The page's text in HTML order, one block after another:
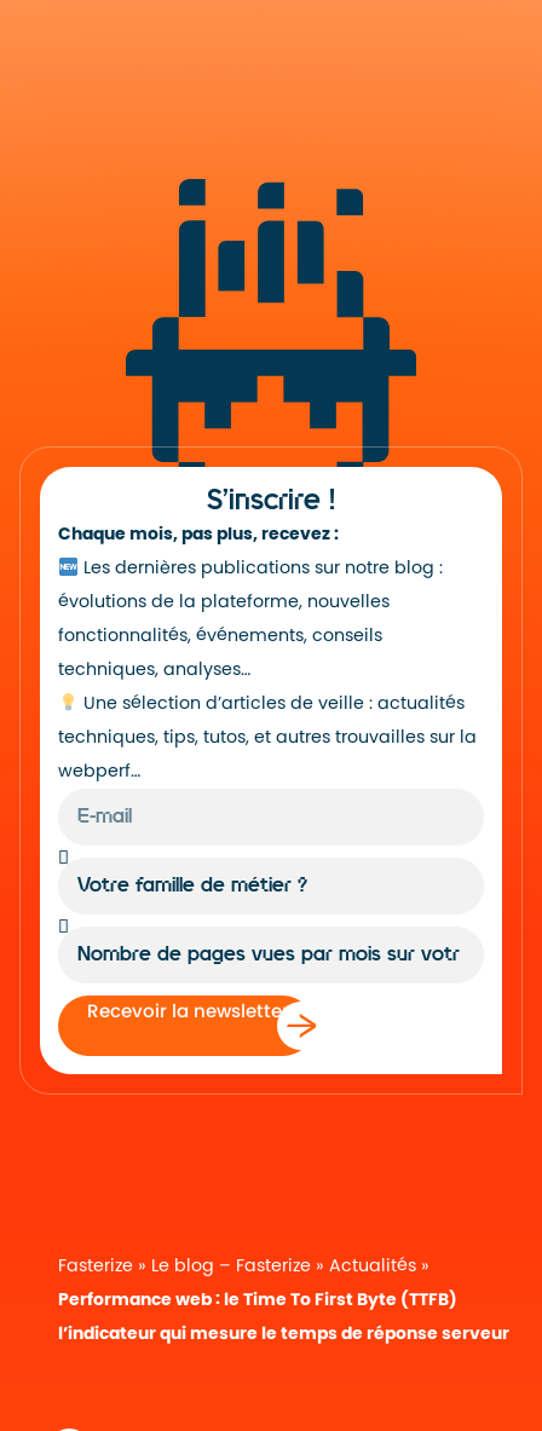
S’inscrire !
Chaque mois, pas plus, recevez :
Les dernières publications sur notre blog :
évolutions de la plateforme, nouvelles
fonctionnalités, événements, conseils
techniques, analyses…
Une sélection d’articles de veille : actualités
techniques, tips, tutos, et autres trouvailles sur la
webperf…
Recevoir la newsletter
Fasterize » Le blog – Fasterize » Actualités »
Performance web : le Time To First Byte (TTFB)
l’indicateur qui mesure le temps de réponse serveur